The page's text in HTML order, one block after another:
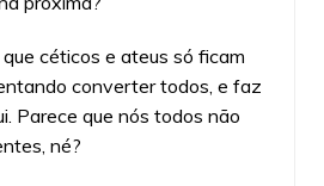
céticos e ateus só ficam
converter todos, e faz
Parece que nós todos não
né?